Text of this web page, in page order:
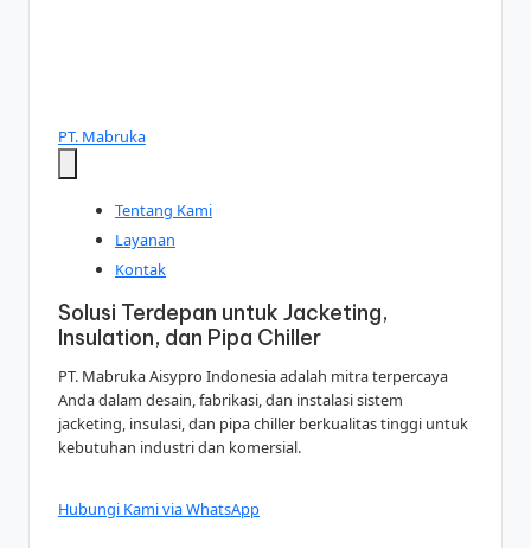
PT. Mabruka
Tentang Kami
Layanan
Kontak
Solusi Terdepan untuk Jacketing,
Insulation, dan Pipa Chiller
PT. Mabruka Aisypro Indonesia adalah mitra terpercaya
Anda dalam desain, fabrikasi, dan instalasi sistem
jacketing, insulasi, dan pipa chiller berkualitas tinggi untuk
kebutuhan industri dan komersial.
Hubungi Kami via WhatsApp